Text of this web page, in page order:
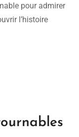
pour admirer
l’histoire